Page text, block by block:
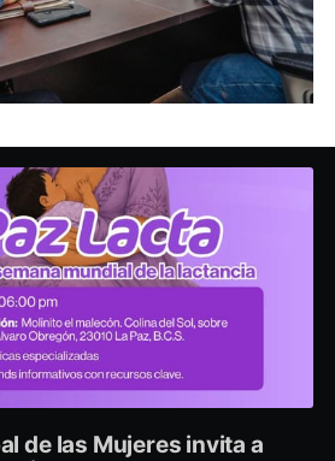
de las Mujeres invita a